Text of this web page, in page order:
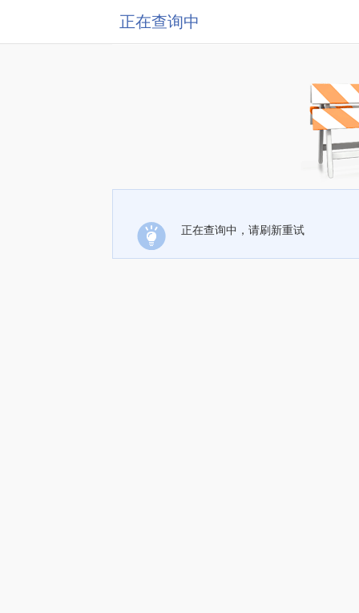
正在查询中
正在查询中，请刷新重试